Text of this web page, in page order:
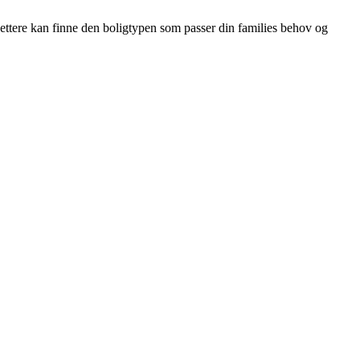
kan finne den boligtypen som passer din families behov og